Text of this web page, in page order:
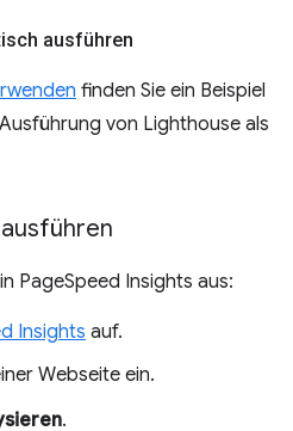
ausführen
finden Sie ein Beispiel
von Lighthouse als
PageSpeed Insights aus:
Insights auf.
Webseite ein.
.